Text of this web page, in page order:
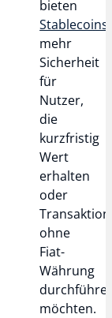
bieten
Stablecoins
mehr
Sicherheit
für
Nutzer,
die
kurzfristig
Wert
erhalten
oder
ohne
Fiat-
Währung
möchten.